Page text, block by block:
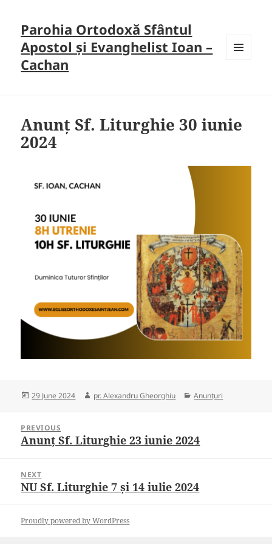
Parohia Ortodoxă Sfântul
Apostol și Evanghelist Ioan –
Cachan
Anunț Sf. Liturghie 30 iunie
2024
Posted
29 June 2024 Author
pr. Alexandru Gheorghiu Categories
Anunțuri
navigation
PREVIOUS
Previous
Anunț Sf. Liturghie 23 iunie 2024
NEXT
Next
NU Sf. Liturghie 7 și 14 iulie 2024
Proudly powered by WordPress